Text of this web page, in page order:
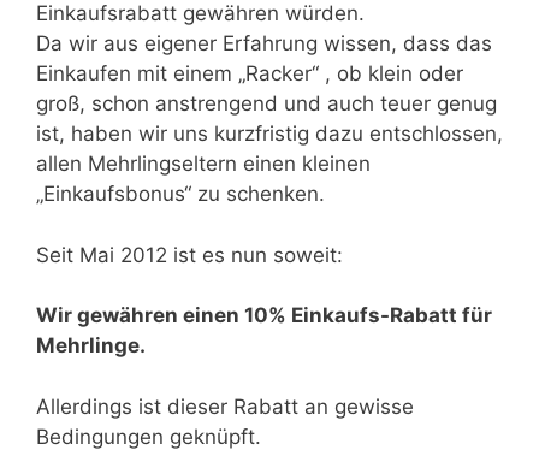
Einkaufsrabatt gewähren würden.
Da wir aus eigener Erfahrung wissen, dass das
Einkaufen mit einem „Racker“ , ob klein oder
groß, schon anstrengend und auch teuer genug
ist, haben wir uns kurzfristig dazu entschlossen,
allen Mehrlingseltern einen kleinen
„Einkaufsbonus“ zu schenken.
Seit Mai 2012 ist es nun soweit:
Wir gewähren einen 10% Einkaufs-Rabatt für
Mehrlinge.
Allerdings ist dieser Rabatt an gewisse
Bedingungen geknüpft.